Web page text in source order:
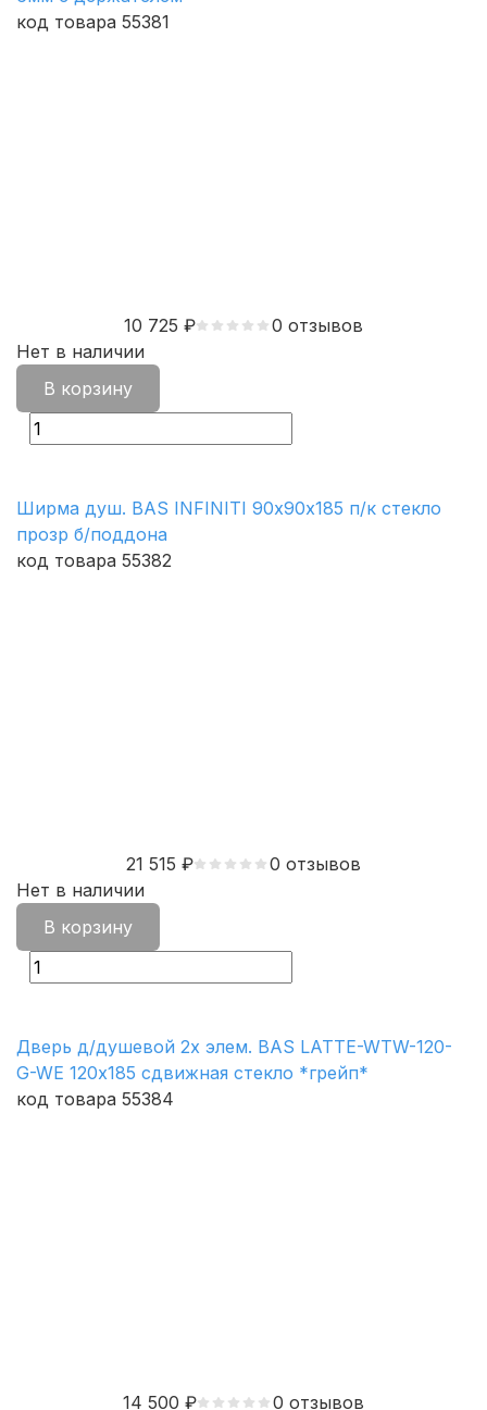
код товара 55381
10 725 ₽
0 отзывов
Нет в наличии
В корзину
Ширма душ. BAS INFINITI 90х90х185 п/к стекло
прозр б/поддона
код товара 55382
21 515 ₽
0 отзывов
Нет в наличии
В корзину
Дверь д/душевой 2х элем. BAS LATTE-WTW-120-
G-WE 120х185 сдвижная стекло *грейп*
код товара 55384
14 500 ₽ 0 отзывов